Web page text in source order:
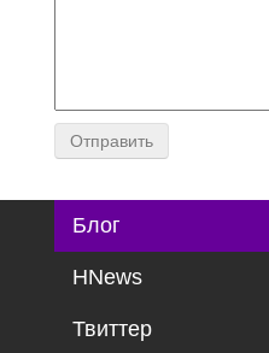
Блог
HNews
Твиттер